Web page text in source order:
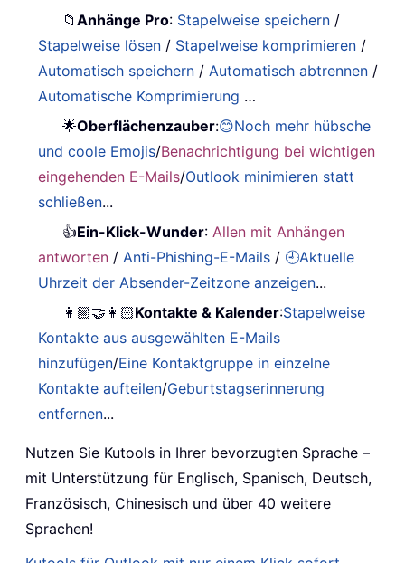
📁Anhänge Pro: Stapelweise speichern /
Stapelweise lösen / Stapelweise komprimieren /
Automatisch speichern / Automatisch abtrennen /
Automatische Komprimierung …
🌟Oberflächenzauber:😊Noch mehr hübsche
und coole Emojis/Benachrichtigung bei wichtigen
eingehenden E-Mails/Outlook minimieren statt
schließen...
👍Ein-Klick-Wunder: Allen mit Anhängen
antworten / Anti-Phishing-E-Mails / 🕘Aktuelle
Uhrzeit der Absender-Zeitzone anzeigen...
👩🏼‍🤝‍👩🏻Kontakte & Kalender:Stapelweise
Kontakte aus ausgewählten E-Mails
hinzufügen/Eine Kontaktgruppe in einzelne
Kontakte aufteilen/Geburtstagserinnerung
entfernen...
Nutzen Sie Kutools in Ihrer bevorzugten Sprache –
mit Unterstützung für Englisch, Spanisch, Deutsch,
Französisch, Chinesisch und über 40 weitere
Sprachen!